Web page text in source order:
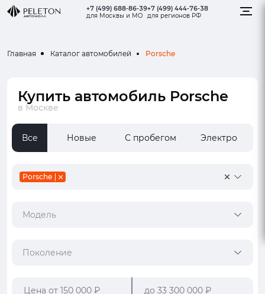
+7 (499) 688-86-39
для Москвы и МО
+7 (499) 444-76-38
для регионов РФ
Главная Каталог автомобилей Porsche
Купить автомобиль Porsche
в Москве
Все Новые С пробегом Электро
Porsche
Модель
Поколение